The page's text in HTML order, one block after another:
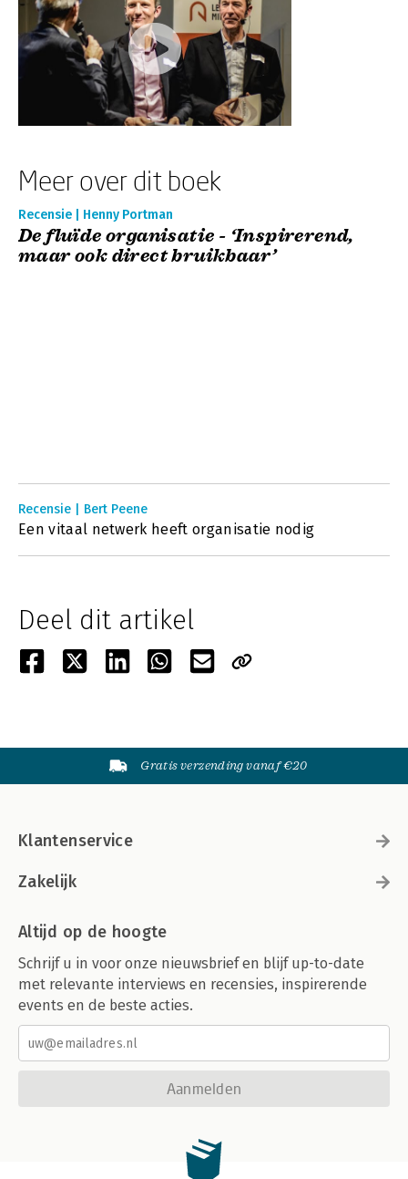
Meer over dit boek
Recensie | Henny Portman
De fluïde organisatie - ‘Inspirerend,
maar ook direct bruikbaar’
Recensie | Bert Peene
Een vitaal netwerk heeft organisatie nodig
Deel dit artikel
Gratis verzending vanaf €20
Klantenservice
Zakelijk
Altijd op de hoogte
Schrijf u in voor onze nieuwsbrief en blijf up-to-date
met relevante interviews en recensies, inspirerende
events en de beste acties.
Aanmelden